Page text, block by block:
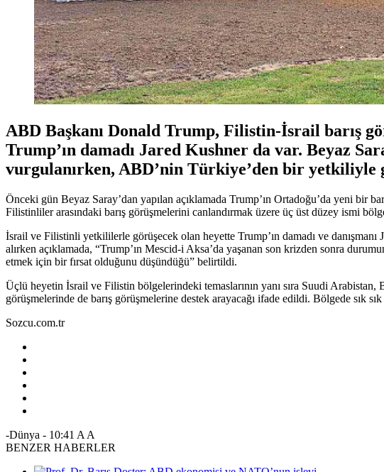
ABD Başkanı Donald Trump, Filistin-İsrail barış
Trump’ın damadı Jared Kushner da var. Beyaz
vurgulanırken, ABD’nin Türkiye’den bir yetkiliyle
Önceki gün Beyaz Saray’dan yapılan açıklamada Trump’ın Ortadoğu’da yeni bir
Filistinliler arasındaki barış görüşmelerini canlandırmak üzere üç üst düzey ismi
İsrail ve Filistinli yetkililerle görüşecek olan heyette Trump’ın damadı ve
alırken açıklamada, “Trump’ın Mescid-i Aksa’da yaşanan son krizden sonra
etmek için bir fırsat olduğunu düşündüğü” belirtildi.
Üçlü heyetin İsrail ve Filistin bölgelerindeki temaslarının yanı sıra Suudi
görüşmelerinde de barış görüşmelerine destek arayacağı ifade edildi. Bölgede sık
Sozcu.com.tr
-Dünya - 10:41 A A
BENZER HABERLER